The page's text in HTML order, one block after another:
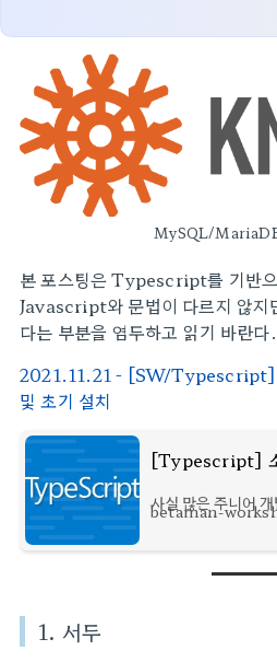
MySQL/MariaDB
본 포스팅은 Typescript를 기반
Javascript와 문법이 다르지 않지
다는 부분을 염두하고 읽기 바란다.
2021.11.21 - [SW/
및 초기 설치
[Typescript]
사실 많은 주니어
Stack을 통해 간단
다. 굳이 그딴거 복
betaman-
1. 서두